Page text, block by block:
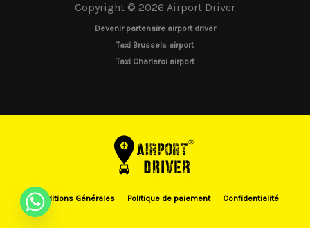
Copyright © 2026 Airport Driver
Devenir partenaire airport driver
Taxi Brussels airport
Taxi Charleroi airport
Conditions Générales Politique de paiement Confidentialité